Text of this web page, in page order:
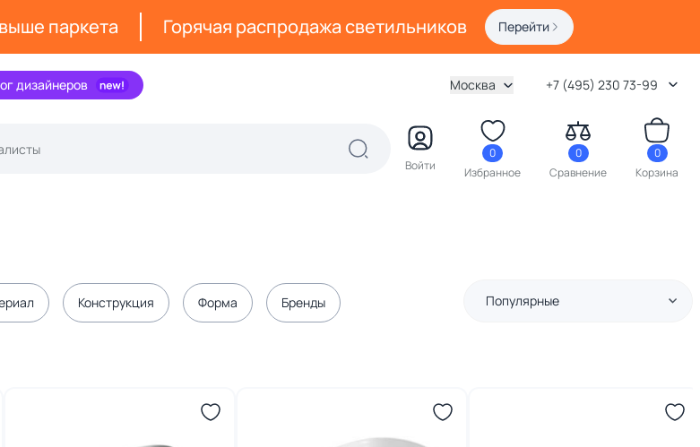
паркета Горячая распродажа светильников Перейти
дизайнеров Москва +7 (495) 230 73-99
Войти
0
Избранное
0
Сравнение
0
Корзина
Конструкция Форма Бренды Популярные